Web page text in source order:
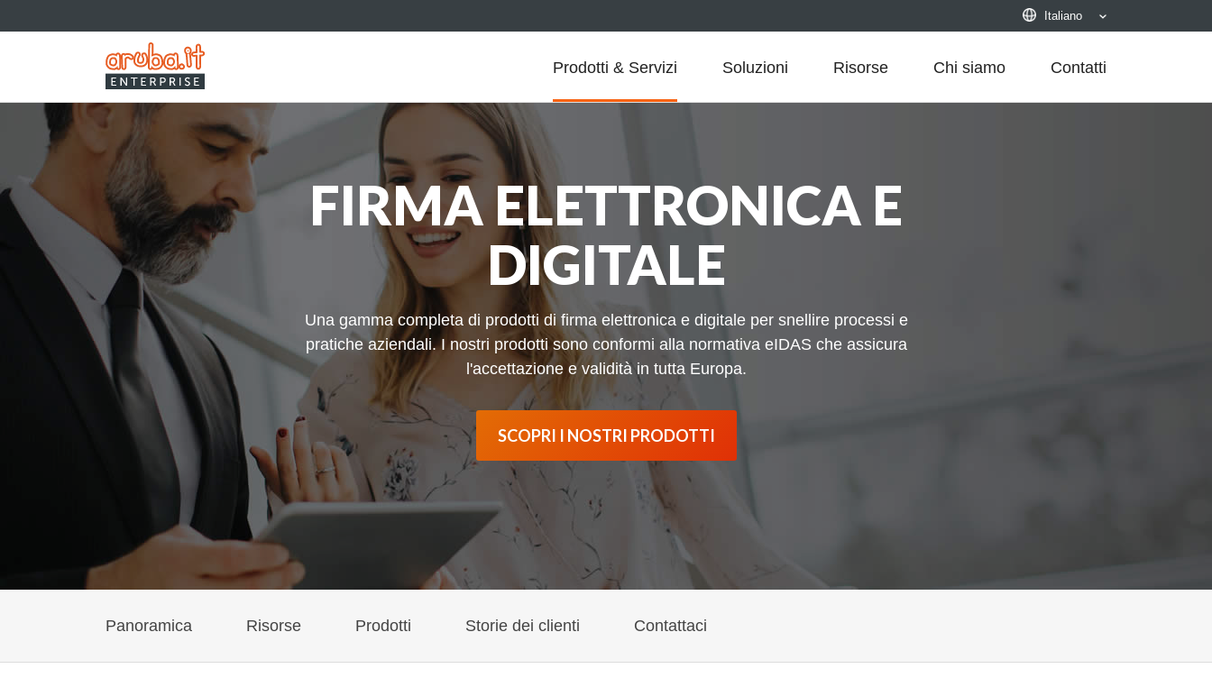
Italiano
Prodotti & Servizi Soluzioni Risorse Chi siamo Contatti
FIRMA ELETTRONICA E
DIGITALE
Una gamma completa di prodotti di firma elettronica e digitale per snellire processi e
pratiche aziendali. I nostri prodotti sono conformi alla normativa eIDAS che assicura
l'accettazione e validità in tutta Europa.
SCOPRI I NOSTRI PRODOTTI
Panoramica Risorse Prodotti Storie dei clienti Contattaci